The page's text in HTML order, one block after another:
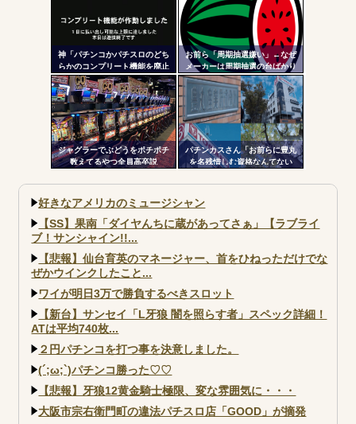
神「パチンコかパチスロのどち
らかのコンプリート機能を廃止
して出し放題にします！」←ど
っち選ぶ？？？
お前ら「周期抽選嫌い」←なぜ
メーカーは周期抽選の台ばかり
出すんだ？
ジャグラーでぶどうをポチポチ
数えてるやつ全員高卒説
パチンカスさん「お前らに豊丸
を名残惜しむ資格なんてない
で豊丸はパチンコ事業をやめ
好きなアメリカのミュージシャン
【SS】果南「ダイヤんちに蔵があってさぁ」【ラブライ
ブ！サンシャイン!!...
【悲報】仙台育英のマネージャー、首をひねっただけでな
ぜかウインクしたこと...
ワイが明日3万で勝負するべきスロット
【新台】サンセイ「L牙狼 闇を照らす者」スペック詳細！
ATは平均740枚...
２円パチンコを打つ事を決意しました。
(´;ω;`)パチンコ勝った♡♡
【悲報】牙狼12黄金騎士極限、変な雰囲気に・・・
大阪市宗右衛門町の違法パチスロ店「GOOD」が摘発